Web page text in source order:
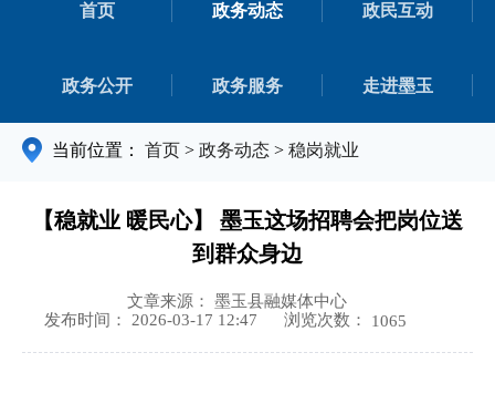
首页 政务动态 政民互动
政务公开 政务服务 走进墨玉
当前位置： 首页 > 政务动态 > 稳岗就业
【稳就业 暖民心】 墨玉这场招聘会把岗位送
到群众身边
文章来源： 墨玉县融媒体中心
发布时间： 2026-03-17 12:47
浏览次数： 1065